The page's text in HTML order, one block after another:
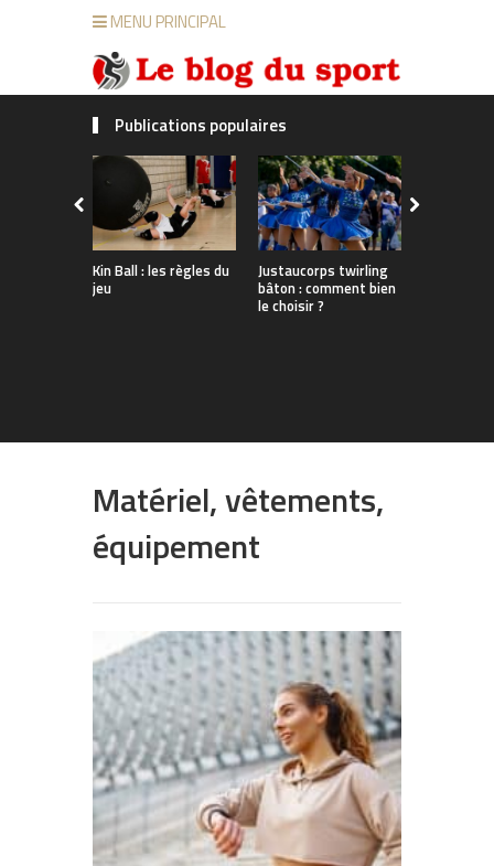
MENU PRINCIPAL
Publications populaires
Kin Ball : les règles du
jeu
Justaucorps twirling
bâton : comment bien
le choisir ?
Matériel, vêtements,
équipement